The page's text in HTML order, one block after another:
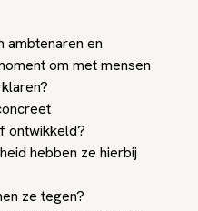
ambtenaren en
om met mensen
ontwikkeld?
hebben ze hierbij
ze tegen?